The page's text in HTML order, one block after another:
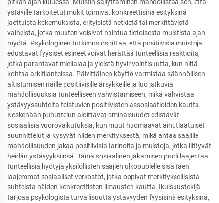
pitkän ajan kuluessa. Muistin säilyttäminen mahdollistaa sen, että
ystäville tarkoitetut mukit toimivat konkreettisina esityksinä
jaettuista kokemuksista, erityisistä hetkistä tai merkittävistä
vaiheista, jotka muuten voisivat haihtua tietoisesta muistista ajan
myötä. Psykologinen tutkimus osoittaa, että positiivisia muistoja
edustavat fyysiset esineet voivat herättää tunteellisia reaktioita,
jotka parantavat mielialaa ja yleistä hyvinvointisuutta, kun niitä
kohtaa arkitilanteissa. Päivittäinen käyttö varmistaa säännöllisen
altistumisen näille positiivisille ärsykkeille ja luo jatkuvia
mahdollisuuksia tunteelliseen vahvistamiseen, mikä vahvistaa
ystävyyssuhteita toistuvien positiivisten assosiaatioiden kautta.
Keskenään puhuttelun aloittavat ominaisuudet edistävät
sosiaalisia vuorovaikutuksia, kun muut huomaavat ainutlaatuiset
suunnittelut ja kysyvät niiden merkityksestä, mikä antaa saajille
mahdollisuuden jakaa positiivisia tarinoita ja muistoja, jotka liittyvät
heidän ystävyyksiinsä. Tämä sosiaalinen jakamisen puoli laajentaa
tunteellisia hyötyjä yksilöllisten saajien ulkopuolelle sisältäen
laajemmat sosiaaliset verkostot, jotka oppivat merkityksellisistä
suhteista näiden konkreettisten ilmausten kautta. Ikuisuustekijä
tarjoaa psykologista turvallisuutta ystävyyden fyysisinä esityksinä,